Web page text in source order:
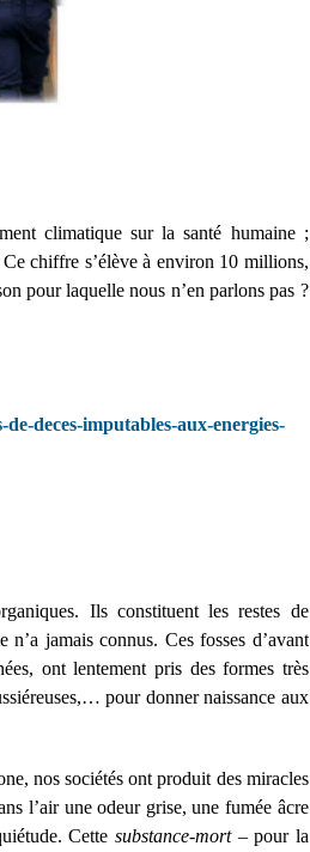
climatique sur la santé humaine ;
chiffre s’élève à environ 10 millions,
pour laquelle nous n’en parlons pas ?
deces-imputables-aux-energies-
Ils constituent les restes de
n’a jamais connus. Ces fosses d’avant
ont lentement pris des formes très
pour donner naissance aux
nos sociétés ont produit des miracles
l’air une odeur grise, une fumée âcre
Cette substance-mort– pour la